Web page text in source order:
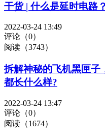
干货 | 什么是延时电路
2022-03-24 13:49
评论（0）
阅读（3743）
拆解神秘的飞机黑匣子
都长什么样?
2022-03-24 13:47
评论（0）
阅读（1674）